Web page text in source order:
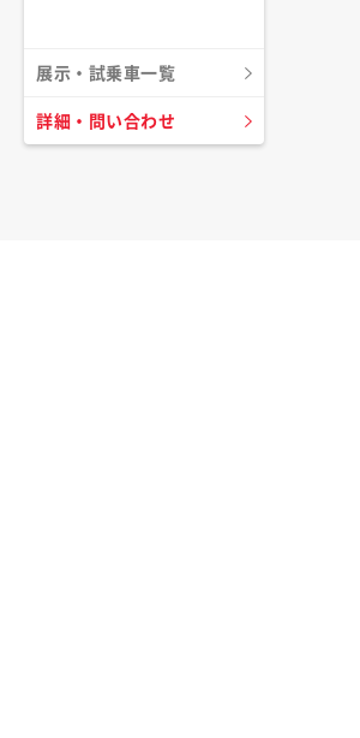
展示・試乗車一覧
詳細・問い合わせ